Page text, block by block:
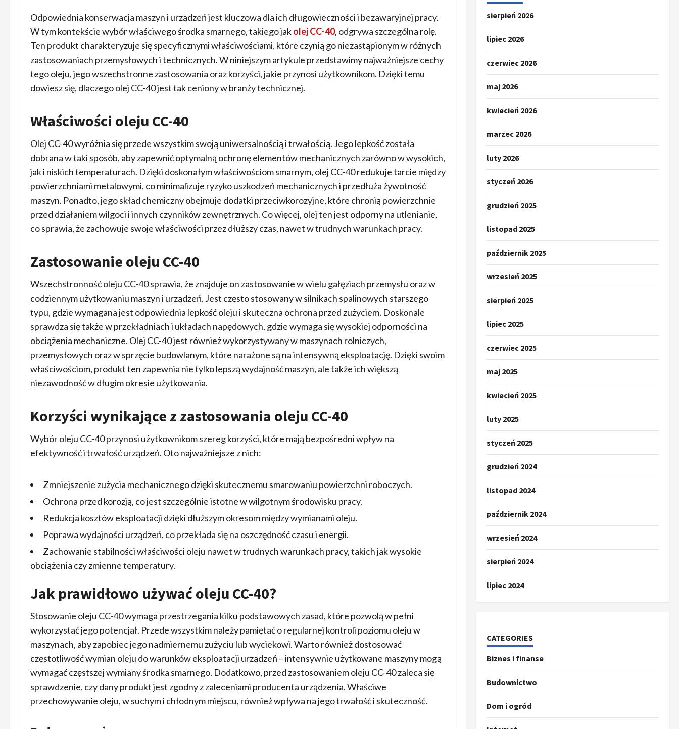
Odpowiednia konserwacja maszyn i urządzeń jest kluczowa dla ich długowieczności i bezawaryjnej pracy.
W tym kontekście wybór właściwego środka smarnego, takiego jakolej CC-40, odgrywa szczególną rolę.
Ten produkt charakteryzuje się specyficznymi właściwościami, które czynią go niezastąpionym w różnych
zastosowaniach przemysłowych i technicznych. W niniejszym artykule przedstawimy najważniejsze cechy
tego oleju, jego wszechstronne zastosowania oraz korzyści, jakie przynosi użytkownikom. Dzięki temu
dowiesz się, dlaczego olej CC-40 jest tak ceniony w branży technicznej.
Właściwości oleju CC-40
Olej CC-40 wyróżnia się przede wszystkim swoją uniwersalnością i trwałością. Jego lepkość została
dobrana w taki sposób, aby zapewnić optymalną ochronę elementów mechanicznych zarówno w wysokich,
jak i niskich temperaturach. Dzięki doskonałym właściwościom smarnym, olej CC-40 redukuje tarcie między
powierzchniami metalowymi, co minimalizuje ryzyko uszkodzeń mechanicznych i przedłuża żywotność
maszyn. Ponadto, jego skład chemiczny obejmuje dodatki przeciwkorozyjne, które chronią powierzchnie
przed działaniem wilgoci i innych czynników zewnętrznych. Co więcej, olej ten jest odporny na utlenianie,
co sprawia, że zachowuje swoje właściwości przez dłuższy czas, nawet w trudnych warunkach pracy.
Zastosowanie oleju CC-40
Wszechstronność oleju CC-40 sprawia, że znajduje on zastosowanie w wielu gałęziach przemysłu oraz w
codziennym użytkowaniu maszyn i urządzeń. Jest często stosowany w silnikach spalinowych starszego
typu, gdzie wymagana jest odpowiednia lepkość oleju i skuteczna ochrona przed zużyciem. Doskonale
sprawdza się także w przekładniach i układach napędowych, gdzie wymaga się wysokiej odporności na
obciążenia mechaniczne. Olej CC-40 jest również wykorzystywany w maszynach rolniczych,
przemysłowych oraz w sprzęcie budowlanym, które narażone są na intensywną eksploatację. Dzięki swoim
właściwościom, produkt ten zapewnia nie tylko lepszą wydajność maszyn, ale także ich większą
niezawodność w długim okresie użytkowania.
Korzyści wynikające z zastosowania oleju CC-40
Wybór oleju CC-40 przynosi użytkownikom szereg korzyści, które mają bezpośredni wpływ na
efektywność i trwałość urządzeń. Oto najważniejsze z nich:
Zmniejszenie zużycia mechanicznego dzięki skutecznemu smarowaniu powierzchni roboczych.
Ochrona przed korozją, co jest szczególnie istotne w wilgotnym środowisku pracy.
Redukcja kosztów eksploatacji dzięki dłuższym okresom między wymianami oleju.
Poprawa wydajności urządzeń, co przekłada się na oszczędność czasu i energii.
Zachowanie stabilności właściwości oleju nawet w trudnych warunkach pracy, takich jak wysokie
obciążenia czy zmienne temperatury.
Jak prawidłowo używać oleju CC-40?
Stosowanie oleju CC-40 wymaga przestrzegania kilku podstawowych zasad, które pozwolą w pełni
wykorzystać jego potencjał. Przede wszystkim należy pamiętać o regularnej kontroli poziomu oleju w
maszynach, aby zapobiec jego nadmiernemu zużyciu lub wyciekowi. Warto również dostosować
częstotliwość wymian oleju do warunków eksploatacji urządzeń – intensywnie użytkowane maszyny mogą
wymagać częstszej wymiany środka smarnego. Dodatkowo, przed zastosowaniem oleju CC-40 zaleca się
sprawdzenie, czy dany produkt jest zgodny z zaleceniami producenta urządzenia. Właściwe
przechowywanie oleju, w suchym i chłodnym miejscu, również wpływa na jego trwałość i skuteczność.
sierpień 2026
lipiec 2026
czerwiec 2026
maj 2026
kwiecień 2026
marzec 2026
luty 2026
styczeń 2026
grudzień 2025
listopad 2025
październik 2025
wrzesień 2025
sierpień 2025
lipiec 2025
czerwiec 2025
maj 2025
kwiecień 2025
luty 2025
styczeń 2025
grudzień 2024
listopad 2024
październik 2024
wrzesień 2024
sierpień 2024
lipiec 2024
CATEGORIES
Biznes i finanse
Budownictwo
Dom i ogród